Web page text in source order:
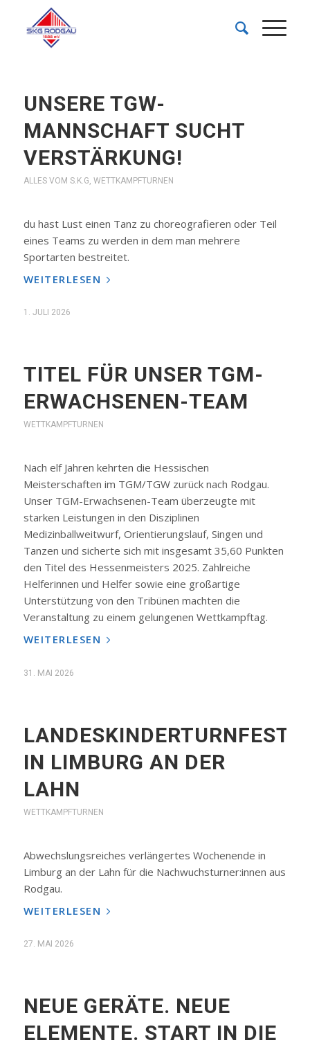
UNSERE TGW-
MANNSCHAFT SUCHT
VERSTÄRKUNG!
ALLES VOM S.K.G, WETTKAMPFTURNEN
du hast Lust einen Tanz zu choreografieren oder Teil
eines Teams zu werden in dem man mehrere
Sportarten bestreitet.
WEITERLESEN
1. JULI 2026
TITEL FÜR UNSER TGM-
ERWACHSENEN-TEAM
WETTKAMPFTURNEN
Nach elf Jahren kehrten die Hessischen
Meisterschaften im TGM/TGW zurück nach Rodgau.
Unser TGM-Erwachsenen-Team überzeugte mit
starken Leistungen in den Disziplinen
Medizinballweitwurf, Orientierungslauf, Singen und
Tanzen und sicherte sich mit insgesamt 35,60 Punkten
den Titel des Hessenmeisters 2025. Zahlreiche
Helferinnen und Helfer sowie eine großartige
Unterstützung von den Tribünen machten die
Veranstaltung zu einem gelungenen Wettkampftag.
WEITERLESEN
31. MAI 2026
LANDESKINDERTURNFEST
IN LIMBURG AN DER
LAHN
WETTKAMPFTURNEN
Abwechslungsreiches verlängertes Wochenende in
Limburg an der Lahn für die Nachwuchsturner:innen aus
Rodgau.
WEITERLESEN
27. MAI 2026
NEUE GERÄTE. NEUE
ELEMENTE. START IN DIE